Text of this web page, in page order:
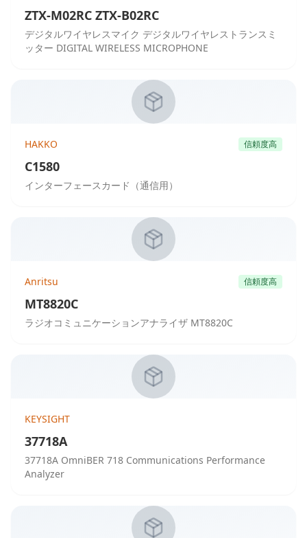
ZTX-M02RC ZTX-B02RC
デジタルワイヤレスマイク デジタルワイヤレストランスミ
ッター DIGITAL WIRELESS MICROPHONE
HAKKO 信頼度高
C1580
インターフェースカード（通信用）
Anritsu 信頼度高
MT8820C
ラジオコミュニケーションアナライザ MT8820C
KEYSIGHT
37718A
37718A OmniBER 718 Communications Performance
Analyzer